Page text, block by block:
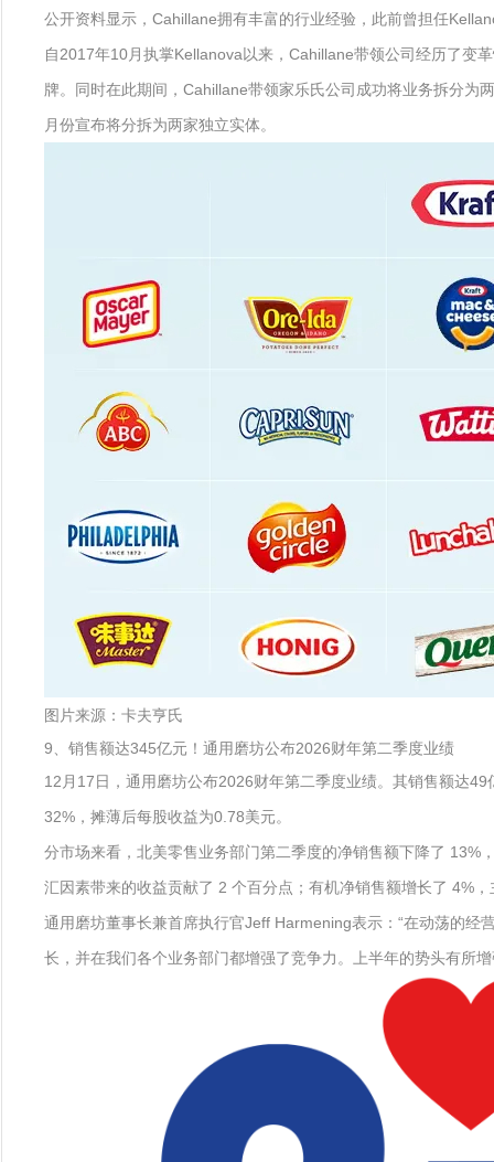
公开资料显示，Cahillane拥有丰富的行业经验，此前曾担任
自2017年10月执掌Kellanova以来，Cahillane带领公司经历了变
牌。同时在此期间，Cahillane带领家乐氏公司成功将业务拆分
月份宣布将分拆为两家独立实体。
图片来源：卡夫亨氏
9、销售额达345亿元！通用磨坊公布2026财年第二季度业绩
12月17日，通用磨坊公布2026财年第二季度业绩。其销售额达
32%，摊薄后每股收益为0.78美元。
分市场来看，北美零售业务部门第二季度的净销售额下降了
汇因素带来的收益贡献了 2 个百分点；有机净销售额增长了 4%
通用磨坊董事长兼首席执行官Jeff Harmening表示：“在动荡的
长，并在我们各个业务部门都增强了竞争力。上半年的势头有所